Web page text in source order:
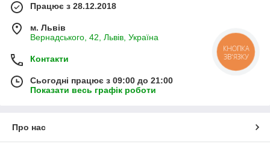
Працює з 28.12.2018
м. Львів
Вернадського, 42, Львів, Україна
Контакти
Сьогодні працює з 09:00 до 21:00
Показати весь графік роботи
Про нас
КНОПКА
ЗВ'ЯЗКУ